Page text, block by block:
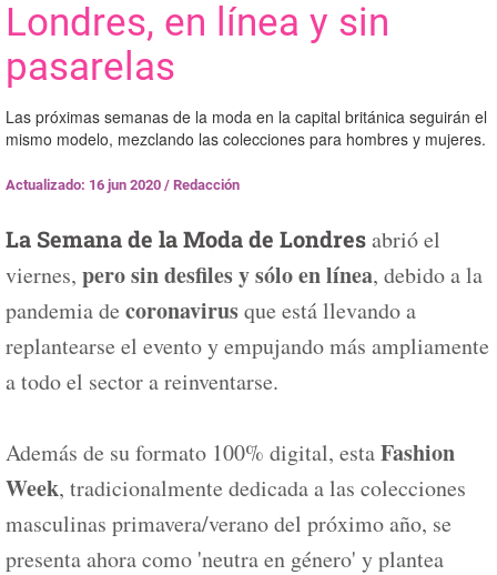
Londres, en línea y sin
pasarelas
Las próximas semanas de la moda en la capital británica seguirán el
mismo modelo, mezclando las colecciones para hombres y mujeres.
Actualizado: 16 jun 2020 / Redacción
La Semana de la Moda de Londresabrió el
viernes, pero sin desfiles y sólo en línea, debido a la
pandemia de coronavirusque está llevando a
replantearse el evento y empujando más ampliamente
a todo el sector a reinventarse.
Además de su formato 100% digital, estaFashion
Week, tradicionalmente dedicada a las colecciones
masculinas primavera/verano del próximo año, se
presenta ahora como 'neutra en género' y plantea